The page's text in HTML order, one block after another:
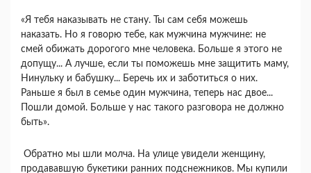
«Я тебя наказывать не стану. Ты сам себя можешь
наказать. Но я говорю тебе, как мужчина мужчине: не
смей обижать дорогого мне человека. Больше я этого не
допущу... А лучше, если ты поможешь мне защитить маму,
Нинульку и бабушку... Беречь их и заботиться о них.
Раньше я был в семье один мужчина, теперь нас двое...
Пошли домой. Больше у нас такого разговора не должно
быть».
Обратно мы шли молча. На улице увидели женщину,
продававшую букетики ранних подснежников. Мы купили